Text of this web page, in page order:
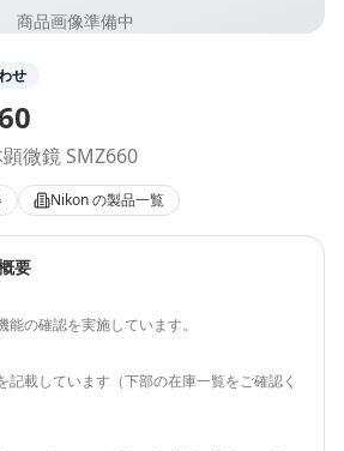
商品画像準備中
せ
微鏡 SMZ660
Nikonの製品一覧
要
の確認を実施しています。
記載しています（下部の在庫一覧をご確認く